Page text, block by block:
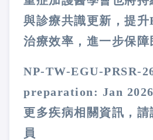
與診療共識更新，提
治療效率，進一步保障
NP-TW-EGU-PRSR-
preparation: Jan 2026
更多疾病相關資訊，請
員